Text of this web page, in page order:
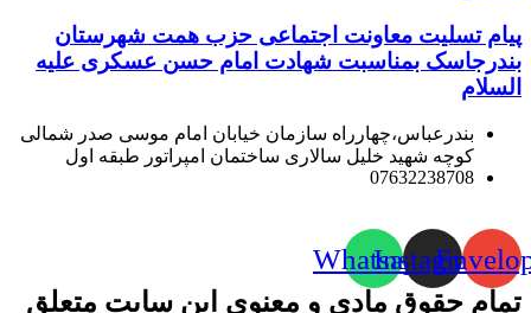
پیام تسلیت معاونت اجتماعی حزب همت شهرستان
بندرجاسک بمناسبت شهادت امام حسن عسکری علیه
السلام
بندرعباس،چهارراه سازمان خیابان امام موسی صدر شمالی
کوچه شهید خلیل سالاری ساختمان امپراتور طبقه اول
07632238708
Instagram
Whatsapp
تمام حقوق مادی و معنوی این سایت متعلق